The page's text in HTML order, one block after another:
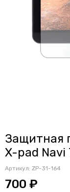
Защитная
X-pad Navi
Артикул: ZP-31-164
700 ₽